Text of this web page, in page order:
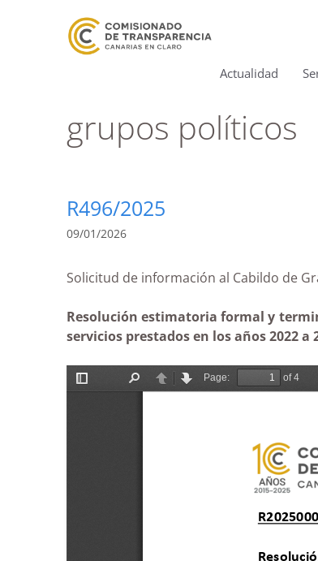
Actualidad
grupos políticos
R496/2025
09/01/2026
Solicitud de información al Cabildo
Resolución estimatoria formal y
servicios prestados en los años 2022 a